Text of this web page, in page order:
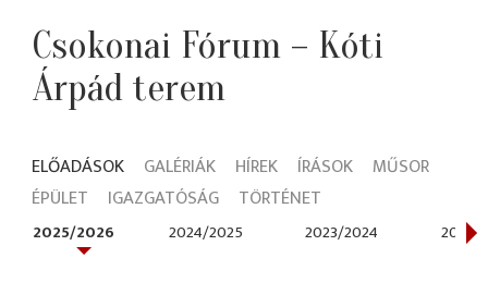
Csokonai Fórum – Kóti
Árpád terem
ELŐADÁSOK GALÉRIÁK HÍREK ÍRÁSOK
MŰSOR
ÉPÜLET
IGAZGATÓSÁG TÖRTÉNET
2025/2026 2024/2025 2023/2024 2022/